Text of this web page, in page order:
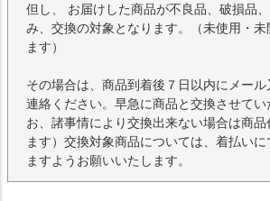
但し、 お届けした商品が不良品、破損品
み、交換の対象となります。（未使用・未
ます）
その場合は、商品到着後７日以内にメー
連絡ください。早急に商品と交換させて
お、諸事情により交換出来ない場合は商品
ます）交換対象商品については、着払い
ますようお願いいたします。